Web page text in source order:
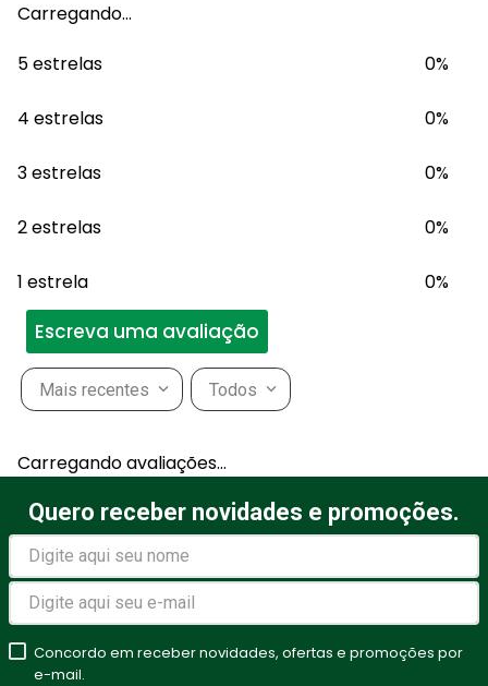
Carregando…
5 estrelas
0%
4 estrelas 0%
3 estrelas 0%
2 estrelas 0%
1 estrela 0%
Escreva uma avaliação
Avalie o produto de 1 a 5
estrelas
★★★★★
Mais recentes Todos
Carregando avaliações…
Quero receber novidades e promoções.
Concordo em receber novidades, ofertas e promoções por
e-mail.